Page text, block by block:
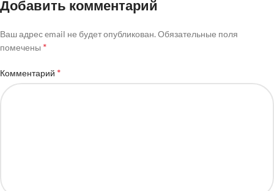
Добавить комментарий
Ваш адрес email не будет опубликован. Обязательные поля
помечены *
Комментарий *